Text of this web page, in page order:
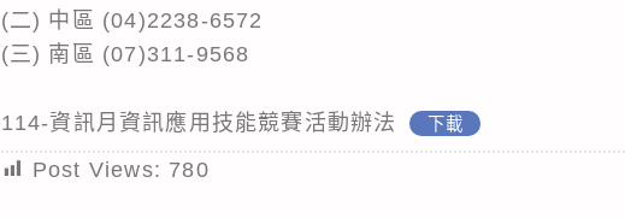
(二) 中區 (04)2238-6572
(三) 南區 (07)311-9568
114-資訊月資訊應用技能競賽活動辦法 下載
Post Views: 780